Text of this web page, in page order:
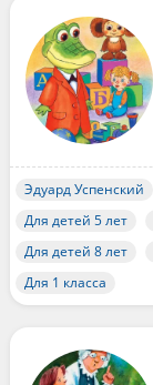
Эдуард Успенский
Для детей 5 лет
Для детей 8 лет
Для 1 класса